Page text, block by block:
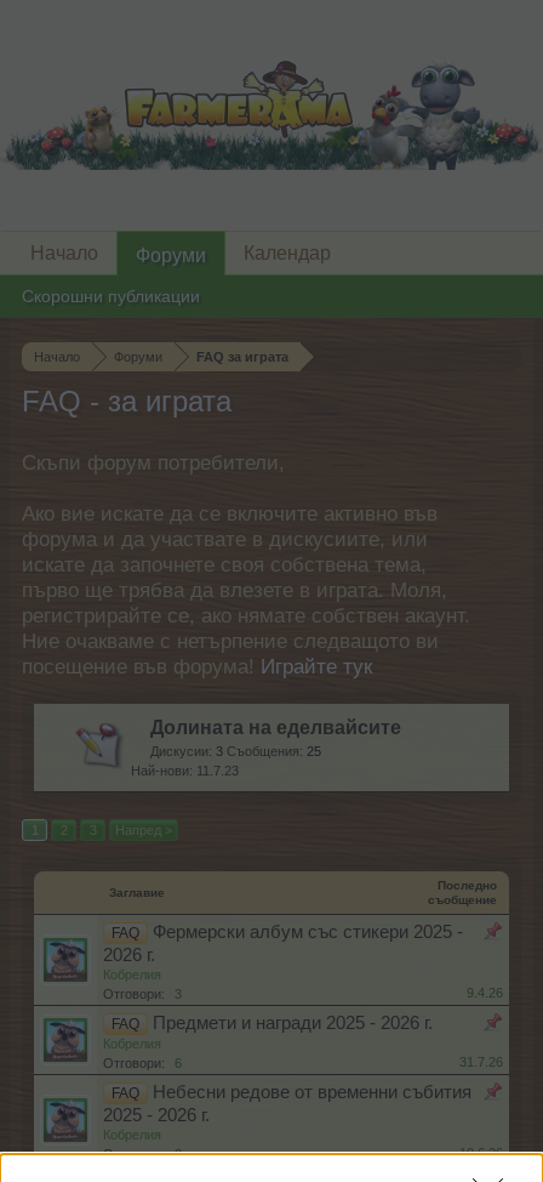
Начало Форуми FAQ за играта
FAQ - за играта
Скъпи форум потребители,
Ако вие искате да се включите активно във
форума и да участвате в дискусиите, или
искате да започнете своя собствена тема,
първо ще трябва да влезете в играта. Моля,
регистрирайте се, ако нямате собствен акаунт.
Ние очакваме с нетърпение следващото ви
посещение във форума! Играйте тук
Долината на еделвайсите
Дискусии: 3 Съобщения: 25
11.7.23
1 2 3 Напред >
Заглавие
Последно
съобщение
FAQ
Фермерски албум със стикери 2025 -
2026 г.
Кобрелия
Отговори:
3 9.4.26
FAQ Предмети и награди 2025 - 2026 г.
Кобрелия
Отговори:
6 31.7.26
FAQ
Небесни редове от временни събития
2025 - 2026 г.
Кобрелия
Отговори:
2 10.6.26
Начало Форуми
Скорошни публикации
Календар